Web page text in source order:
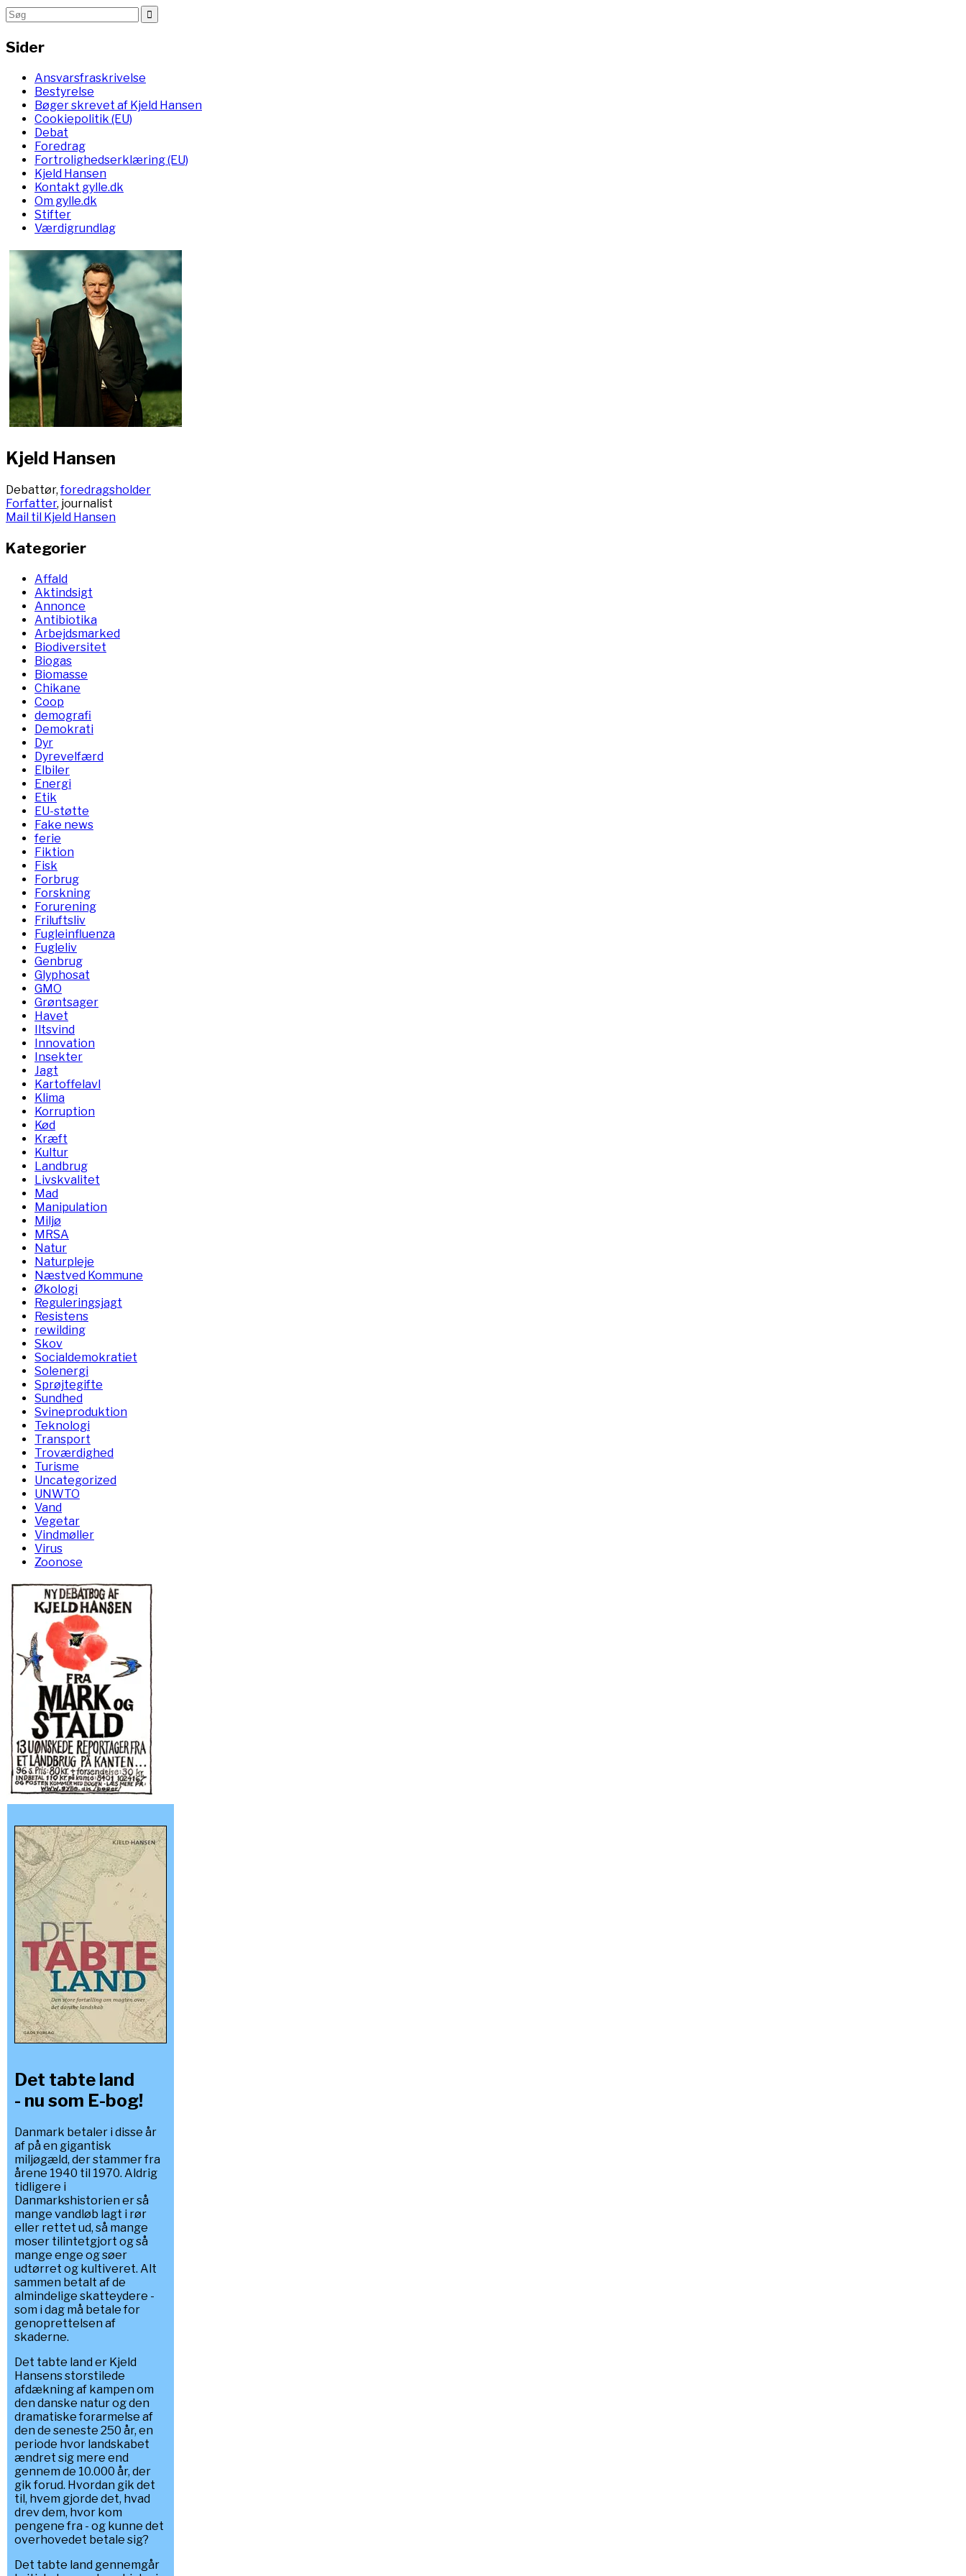
Sider
Ansvarsfraskrivelse
Bestyrelse
Bøger skrevet af Kjeld Hansen
Cookiepolitik (EU)
Debat
Foredrag
Fortrolighedserklæring (EU)
Kjeld Hansen
Kontakt gylle.dk
Om gylle.dk
Stifter
Værdigrundlag
Kjeld Hansen
Debattør,foredragsholder
Forfatter, journalist
Mail til Kjeld Hansen
Kategorier
Affald
Aktindsigt
Annonce
Antibiotika
Arbejdsmarked
Biodiversitet
Biogas
Biomasse
Chikane
Coop
demografi
Demokrati
Dyr
Dyrevelfærd
Elbiler
Energi
Etik
EU-støtte
Fake news
ferie
Fiktion
Fisk
Forbrug
Forskning
Forurening
Friluftsliv
Fugleinfluenza
Fugleliv
Genbrug
Glyphosat
GMO
Grøntsager
Havet
Iltsvind
Innovation
Insekter
Jagt
Kartoffelavl
Klima
Korruption
Kød
Kræft
Kultur
Landbrug
Livskvalitet
Mad
Manipulation
Miljø
MRSA
Natur
Naturpleje
Næstved Kommune
Økologi
Reguleringsjagt
Resistens
rewilding
Skov
Socialdemokratiet
Solenergi
Sprøjtegifte
Sundhed
Svineproduktion
Teknologi
Transport
Troværdighed
Turisme
Uncategorized
UNWTO
Vand
Vegetar
Vindmøller
Virus
Zoonose
Det tabte land
- nu som E-bog!
Danmark betaler i disse år
af på en gigantisk
miljøgæld, der stammer fra
årene 1940 til 1970. Aldrig
tidligere i
Danmarkshistorien er så
mange vandløb lagt i rør
eller rettet ud, så mange
moser tilintetgjort og så
mange enge og søer
udtørret og kultiveret. Alt
sammen betalt af de
almindelige skatteydere -
som i dag må betale for
genoprettelsen af
skaderne.
Det tabte land er Kjeld
Hansens storstilede
afdækning af kampen om
den danske natur og den
dramatiske forarmelse af
den de seneste 250 år, en
periode hvor landskabet
ændret sig mere end
gennem de 10.000 år, der
gik forud. Hvordan gik det
til, hvem gjorde det, hvad
drev dem, hvor kom
pengene fra - og kunne det
overhovedet betale sig?
Det tabte land gennemgår